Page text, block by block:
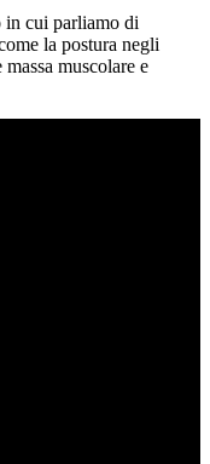
in cui parliamo di
la postura negli
muscolare e